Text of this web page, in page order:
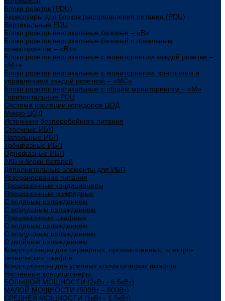
Блоки розеток (PDU)
Аксессуары для блоков распределения питания (PDU)
Вертикальные PDU
Блоки розеток вертикальные базовые – «В»
Блоки розеток вертикальные базовый с локальным
мониторингом – «В+»
Блоки розеток вертикальные с мониторингом каждой розетки –
«М+»
Блоки розеток вертикальные с мониторингом, контролем и
управлением каждой розеткой – «МС»
Блоки розеток вертикальные с общим мониторингом – «М»
Горизонтальные PDU
Система изоляции коридоров ЦОД
Микро ЦОД
Источники бесперебойного питания
Стоечные ИБП
Напольные ИБП
Трёхфазные ИБП
Однофазные ИБП
АКБ и блоки батарей
Дополнительные элементы для ИБП
Резервирование питания
Прецизионные кондиционеры
Прецизионные межрядные
С водяным охлаждением
С воздушным охлаждением
Прецизионные шкафные
С водяным охлаждением
С воздушным охлаждением
С двойным охлаждением
Кондиционеры для серверных, промышленных, электро-
технических шкафов
Кондиционеры для уличных климатических шкафов
Настенные кондиционеры
БОЛЬШОЙ МОЩНОСТИ (2кВт - 6,5кВт)
МАЛОЙ МОЩНОСТИ (500Вт – 800Вт)
СРЕДНЕЙ МОЩНОСТИ (1кВт - 1,5кВт)